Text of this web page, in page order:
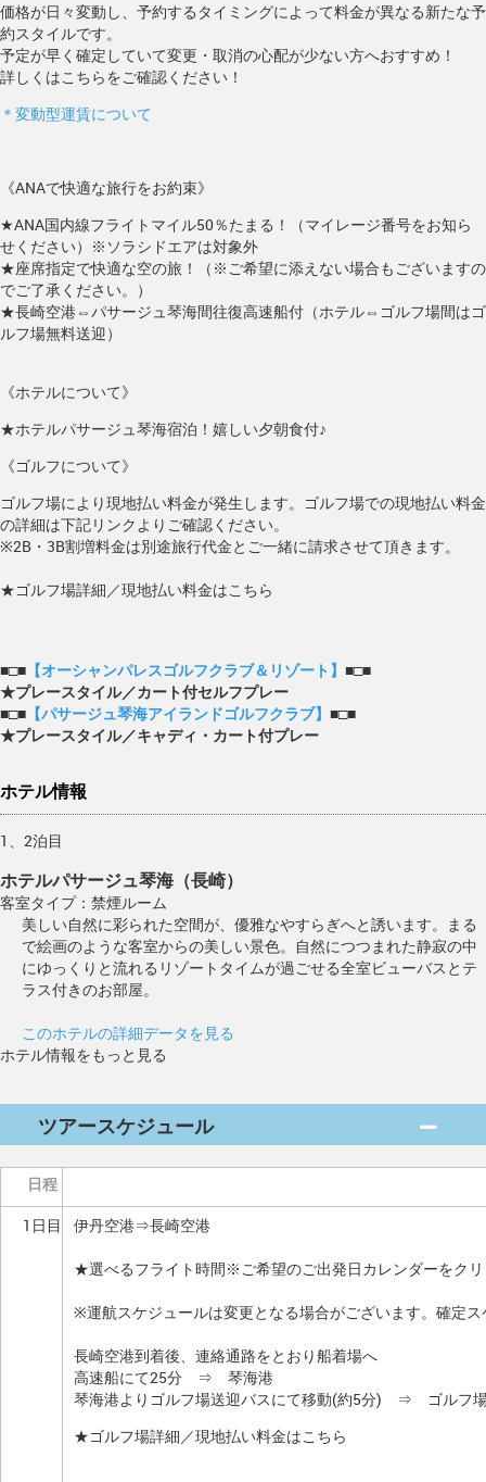
価格が日々変動し、予約するタイミングによって料金が異なる新たな予
約スタイルです。
予定が早く確定していて変更・取消の心配が少ない方へおすすめ！
詳しくはこちらをご確認ください！
＊変動型運賃について
《ANAで快適な旅行をお約束》
★ANA国内線フライトマイル50％たまる！（マイレージ番号をお知ら
せください）※ソラシドエアは対象外
★座席指定で快適な空の旅！（※ご希望に添えない場合もございますの
でご了承ください。）
★長崎空港⇔パサージュ琴海間往復高速船付（ホテル⇔ゴルフ場間はゴ
ルフ場無料送迎）
《ホテルについて》
★ホテルパサージュ琴海宿泊！嬉しい夕朝食付♪
《ゴルフについて》
ゴルフ場により現地払い料金が発生します。ゴルフ場での現地払い料金
の詳細は下記リンクよりご確認ください。
※2B・3B割増料金は別途旅行代金とご一緒に請求させて頂きます。
★ゴルフ場詳細／現地払い料金はこちら
■□■ 【オーシャンパレスゴルフクラブ＆リゾート】 ■□■
★プレースタイル／カート付セルフプレー
■□■ 【パサージュ琴海アイランドゴルフクラブ】 ■□■
★プレースタイル／キャディ・カート付プレー
ホテル情報
1、2泊目
ホテルパサージュ琴海（長崎）
客室タイプ：禁煙ルーム
美しい自然に彩られた空間が、優雅なやすらぎへと誘います。まる
で絵画のような客室からの美しい景色。自然につつまれた静寂の中
にゆっくりと流れるリゾートタイムが過ごせる全室ビューバスとテ
ラス付きのお部屋。
このホテルの詳細データを見る
ホテル情報をもっと見る
ツアースケジュール
日程
1日目
伊丹空港⇒長崎空港
★選べるフライト時間※ご希望のご出発日カレンダーをク
※運航スケジュールは変更となる場合がございます。確定
長崎空港到着後、連絡通路をとおり船着場へ
高速船にて25分 ⇒ 琴海港
琴海港よりゴルフ場送迎バスにて移動(約5分) ⇒ ゴルフ
★ゴルフ場詳細／現地払い料金はこちら